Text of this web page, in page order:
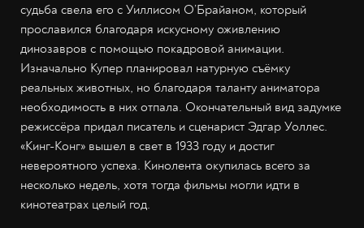
судьба свела его с Уиллисом О’Брайаном, который
прославился благодаря искусному оживлению
динозавров с помощью покадровой анимации.
Изначально Купер планировал натурную съёмку
реальных животных, но благодаря таланту аниматора
необходимость в них отпала. Окончательный вид задумке
режиссёра придал писатель и сценарист Эдгар Уоллес.
«Кинг-Конг» вышел в свет в 1933 году и достиг
невероятного успеха. Кинолента окупилась всего за
несколько недель, хотя тогда фильмы могли идти в
кинотеатрах целый год.